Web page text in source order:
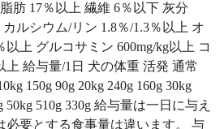
肪 17％以上 繊維 6％以下 灰分
ルシウム/リン 1.8％/1.3％以上 オ
以上 グルコサミン 600mg/kg以上 コ
上 給与量/1日 犬の体重 活発 通常
150g 90g 20kg 240g 160g 30kg
50kg 510g 330g 給与量は一日に与え
必要とする食事量は違います。 与